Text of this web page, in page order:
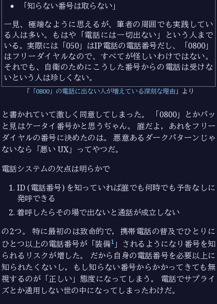
「知らない番号は取らない」
一見、極端なように思えるが、筆者の周囲でも実践してい
る人は多い。もはや「電話には一切出ない」という人まで
いる。実際には「050」はIP電話の電話番号だし、「0800」
はフリーダイヤルなので、すべてが怪しいわけではない。
それでも、自衛のためにこうした番号からの電話は受けな
いという人は珍しくない。
「0800」の電話に出ない人が増えている深刻な理由 より
と書かれていて激しく同意してしまった。 「0800」とかパッ
と見はケータイ番号かと思うぢゃん。 誰だよ，あれをフリー
ダイヤルの番号に決めたのは。 悪意あるダークパターンじゃ
ないなら「悪い UX」ってやつだ。
電話システムの欠点は明らかで
ID (電話番号) を知っていれば誰でも何時でも予告なしに
発呼できる
着呼したらその場で出ないと通話が成立しない
の2つ。 特に最初のは致命的で，携帯電話の普及でひとりに
ひとつ以上の電話番号が「装備1 」されるようになり番号を知
られるリスクが増した。 だから自身の電話番号を必要以上に
知られたくないし，もし知らない番号からかかってきても無
視するのが「正しい」態度になってしまう。 電話でサプライ
ズとか通用しない世の中になってしまったわけだ。